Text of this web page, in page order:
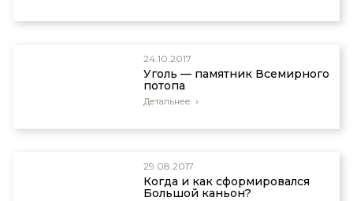
24.10.2017
Уголь — памятник Всемирного
потопа
Детальнее
29.08.2017
Когда и как сформировался
Большой каньон?